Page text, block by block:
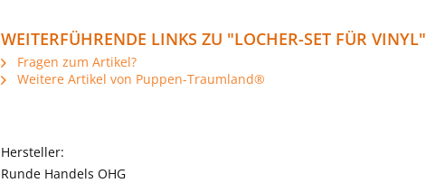
WEITERFÜHRENDE LINKS ZU "LOCHER-SET FÜR VINYL"
Fragen zum Artikel?
Weitere Artikel von Puppen-Traumland®
Hersteller:
Runde Handels OHG